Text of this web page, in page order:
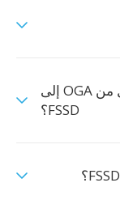
هل تتغير جودة الصوت عند التحويل من OGA إلى
FSSD؟